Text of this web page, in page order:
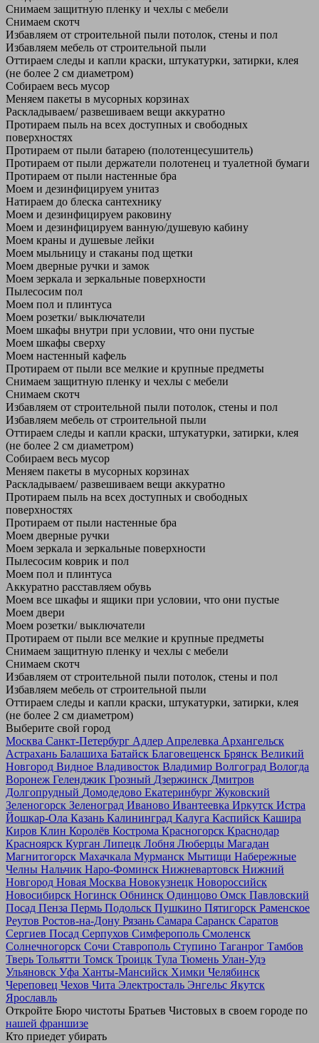
Снимаем защитную пленку и чехлы с мебели
Снимаем скотч
Избавляем от строительной пыли потолок, стены и пол
Избавляем мебель от строительной пыли
Оттираем следы и капли краски, штукатурки, затирки, клея
(не более 2 см диаметром)
Собираем весь мусор
Меняем пакеты в мусорных корзинах
Раскладываем/ развешиваем вещи аккуратно
Протираем пыль на всех доступных и свободных
поверхностях
Протираем от пыли батарею (полотенцесушитель)
Протираем от пыли держатели полотенец и туалетной бумаги
Протираем от пыли настенные бра
Моем и дезинфицируем унитаз
Натираем до блеска сантехнику
Моем и дезинфицируем раковину
Моем и дезинфицируем ванную/душевую кабину
Моем краны и душевые лейки
Моем мыльницу и стаканы под щетки
Моем дверные ручки и замок
Моем зеркала и зеркальные поверхности
Пылесосим пол
Моем пол и плинтуса
Моем розетки/ выключатели
Моем шкафы внутри при условии, что они пустые
Моем шкафы сверху
Моем настенный кафель
Протираем от пыли все мелкие и крупные предметы
Снимаем защитную пленку и чехлы с мебели
Снимаем скотч
Избавляем от строительной пыли потолок, стены и пол
Избавляем мебель от строительной пыли
Оттираем следы и капли краски, штукатурки, затирки, клея
(не более 2 см диаметром)
Собираем весь мусор
Меняем пакеты в мусорных корзинах
Раскладываем/ развешиваем вещи аккуратно
Протираем пыль на всех доступных и свободных
поверхностях
Протираем от пыли настенные бра
Моем дверные ручки
Моем зеркала и зеркальные поверхности
Пылесосим коврик и пол
Моем пол и плинтуса
Аккуратно расставляем обувь
Моем все шкафы и ящики при условии, что они пустые
Моем двери
Моем розетки/ выключатели
Протираем от пыли все мелкие и крупные предметы
Снимаем защитную пленку и чехлы с мебели
Снимаем скотч
Избавляем от строительной пыли потолок, стены и пол
Избавляем мебель от строительной пыли
Оттираем следы и капли краски, штукатурки, затирки, клея
(не более 2 см диаметром)
Выберите свой город
Москва Санкт-Петербург Адлер Апрелевка Архангельск
Астрахань Балашиха Батайск Благовещенск Брянск Великий
Новгород Видное Владивосток Владимир Волгоград Вологда
Воронеж Геленджик Грозный Дзержинск Дмитров
Долгопрудный Домодедово Екатеринбург Жуковский
Зеленогорск Зеленоград Иваново Ивантеевка Иркутск Истра
Йошкар-Ола Казань Калининград Калуга Каспийск Кашира
Киров Клин Королёв Кострома Красногорск Краснодар
Красноярск Курган Липецк Лобня Люберцы Магадан
Магнитогорск Махачкала Мурманск Мытищи Набережные
Челны Нальчик Наро-Фоминск Нижневартовск Нижний
Новгород Новая Москва Новокузнецк Новороссийск
Новосибирск Ногинск Обнинск Одинцово Омск Павловский
Посад Пенза Пермь Подольск Пушкино Пятигорск Раменское
Реутов Ростов-на-Дону Рязань Самара Саранск Саратов
Сергиев Посад Серпухов Симферополь Смоленск
Солнечногорск Сочи Ставрополь Ступино Таганрог Тамбов
Тверь Тольятти Томск Троицк Тула Тюмень Улан-Удэ
Ульяновск Уфа Ханты-Мансийск Химки Челябинск
Череповец Чехов Чита Электросталь Энгельс Якутск
Ярославль
Откройте Бюро чистоты Братьев Чистовых в своем городе по
нашей франшизе
Кто приедет убирать